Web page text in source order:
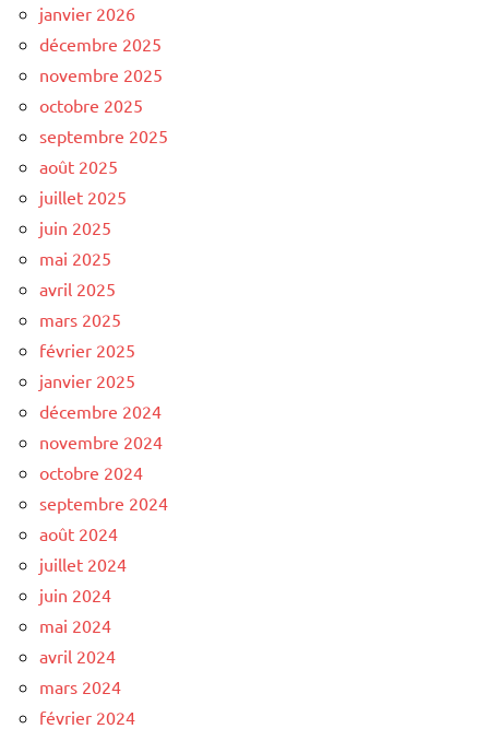
janvier 2026
décembre 2025
novembre 2025
octobre 2025
septembre 2025
août 2025
juillet 2025
juin 2025
mai 2025
avril 2025
mars 2025
février 2025
janvier 2025
décembre 2024
novembre 2024
octobre 2024
septembre 2024
août 2024
juillet 2024
juin 2024
mai 2024
avril 2024
mars 2024
février 2024